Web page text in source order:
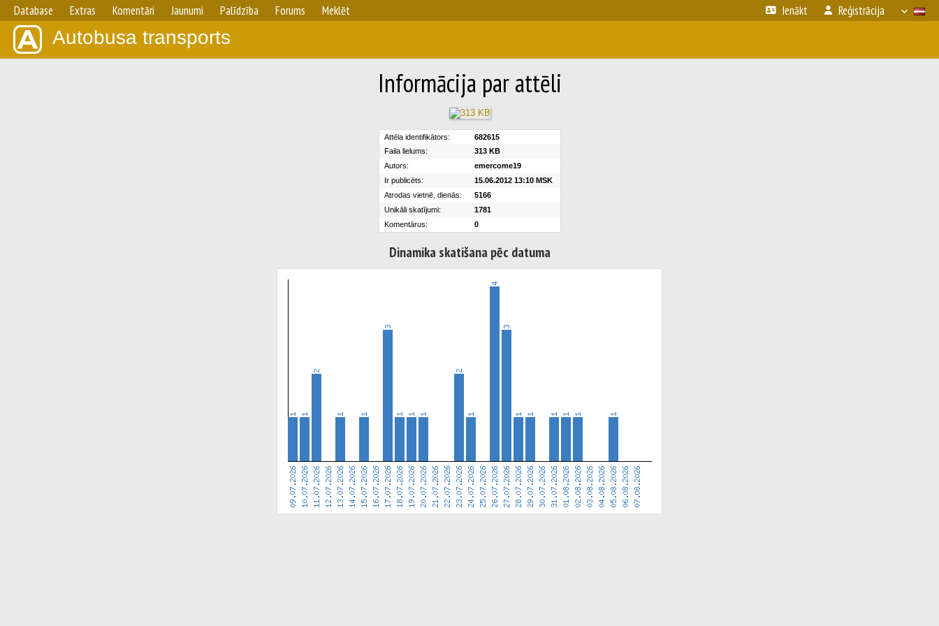
Database Extras Komentāri Jaunumi Palīdzība Forums Meklēt Ienākt Reģistrācija
Autobusa transports
Informācija par attēli
Attēla identifikātors:
682615
Faila lielums:
313 KB
Autors:
emercome19
Ir publicēts:
15.06.2012 13:10 MSK
Atrodas vietnē, dienās:
5166
Unikāli skatījumi:
1781
Komentārus:
0
Dinamika skatišana pēc datuma